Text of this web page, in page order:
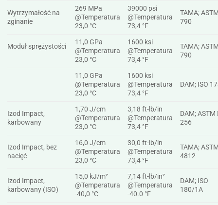
Wytrzymałość na
zginanie
269 MPa
@Temperatura
23,0 °C
39000 psi
@Temperatura
73,4 °F
TAMA;
790
Moduł sprężystości
11,0 GPa
@Temperatura
23,0 °C
1600 ksi
@Temperatura
73,4 °F
TAMA;
790
11,0 GPa
@Temperatura
23,0 °C
1600 ksi
@Temperatura
73,4 °F
DAM; ISO
Izod Impact,
karbowany
1,70 J/cm
@Temperatura
23,0 °C
3,18 ft-lb/in
@Temperatura
73,4 °F
DAM; ASTM
256
Izod Impact, bez
nacięć
16,0 J/cm
@Temperatura
23,0 °C
30,0 ft-lb/in
@Temperatura
73,4 °F
TAMA;
4812
Izod Impact,
karbowany (ISO)
15,0 kJ/m²
@Temperatura
-40,0 °C
7,14 ft-lb/in²
@Temperatura
-40.0 °F
DAM; ISO
180/1A